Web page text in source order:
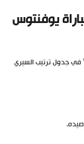
يوفنتوس
بمثابة “زلزال” في جدول ترتيب السيري